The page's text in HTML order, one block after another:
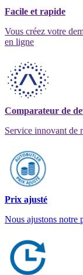
Facile et rapide
Vous créez votre
en ligne
Comparateur de
Service innovant de
Prix ajusté
Nous ajustons notre